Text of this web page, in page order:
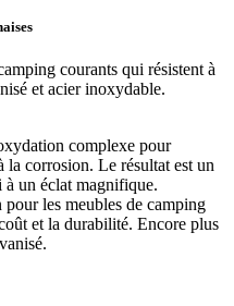
courants qui résistent à
et acier inoxydable.
complexe pour
la corrosion. Le résultat est un
un éclat magnifique.
les meubles de camping
et la durabilité. Encore plus